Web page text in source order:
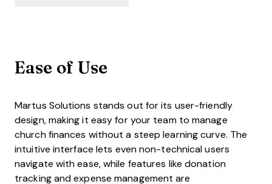
Ease of Use
Martus Solutions stands out for its user-friendly
design, making it easy for your team to manage
church finances without a steep learning curve. The
intuitive interface lets even non-technical users
navigate with ease, while features like donation
tracking and expense management are